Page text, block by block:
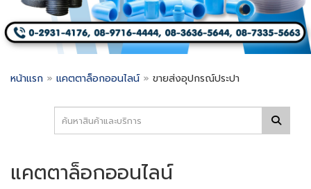
หน้าแรก » แคตตาล็อกออนไลน์ » ขายส่งอุปกรณ์ประปา
แคตตาล็อกออนไลน์